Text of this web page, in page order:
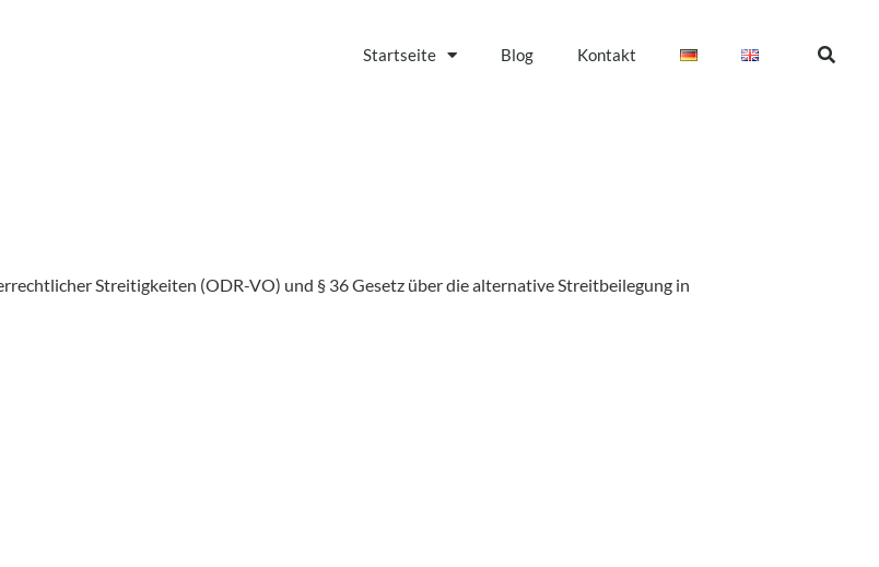
Startseite Blog Kontakt
Streitigkeiten (ODR-VO) und § 36 Gesetz über die alternative Streitbeilegung in